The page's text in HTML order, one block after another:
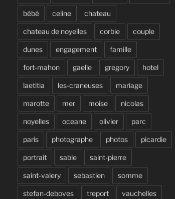
bébé celine chateau
chateau de noyelles corbie couple
dunes engagement famille
fort-mahon gaelle gregory hotel
laetitia les-craneuses mariage
marotte mer moise nicolas
noyelles oceane olivier parc
paris photographe photos picardie
portrait sable saint-pierre
saint-valery sebastien somme
stefan-deboves treport vauchelles